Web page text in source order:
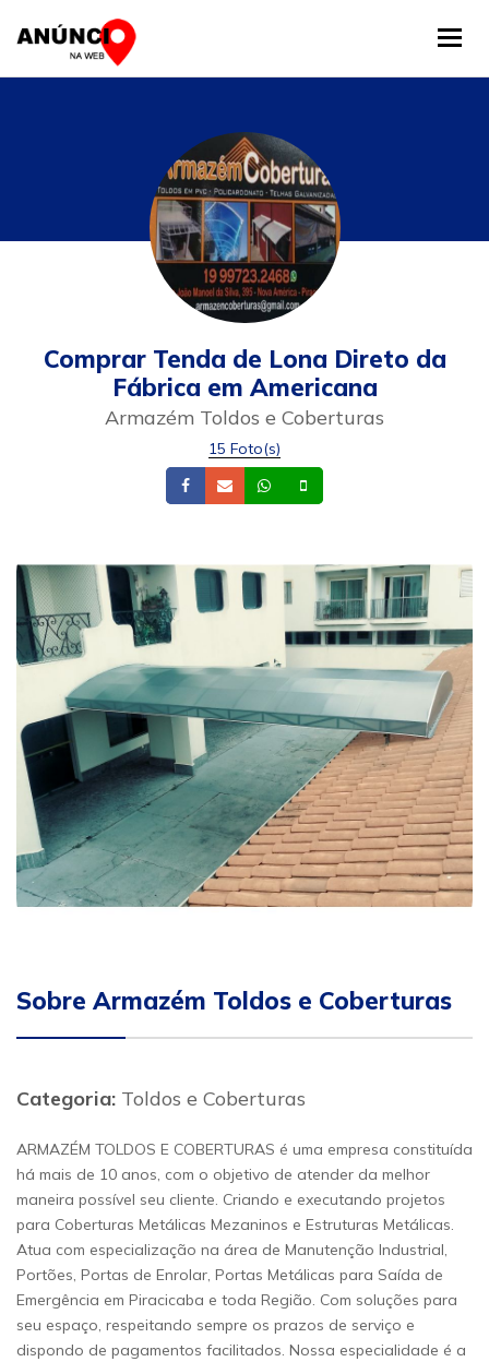
Comprar Tenda de Lona Direto da
Fábrica em Americana
Armazém Toldos e Coberturas
15 Foto(s)
Facebook
Email Whatsapp
Sobre Armazém Toldos e Coberturas
Categoria: Toldos e Coberturas
ARMAZÉM TOLDOS E COBERTURAS é uma empresa constituída
há mais de 10 anos, com o objetivo de atender da melhor
maneira possível seu cliente. Criando e executando projetos
para Coberturas Metálicas Mezaninos e Estruturas Metálicas.
Atua com especialização na área de Manutenção Industrial,
Portões, Portas de Enrolar, Portas Metálicas para Saída de
Emergência em Piracicaba e toda Região. Com soluções para
seu espaço, respeitando sempre os prazos de serviço e
dispondo de pagamentos facilitados. Nossa especialidade é a